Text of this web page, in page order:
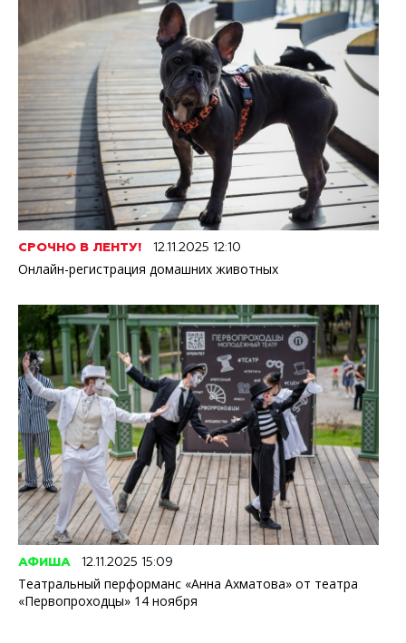
СРОЧНО В ЛЕНТУ! 12.11.2025 12:10
Онлайн-регистрация домашних животных
АФИША 12.11.2025 15:09
Театральный перформанс «Анна Ахматова» от театра
«Первопроходцы» 14 ноября